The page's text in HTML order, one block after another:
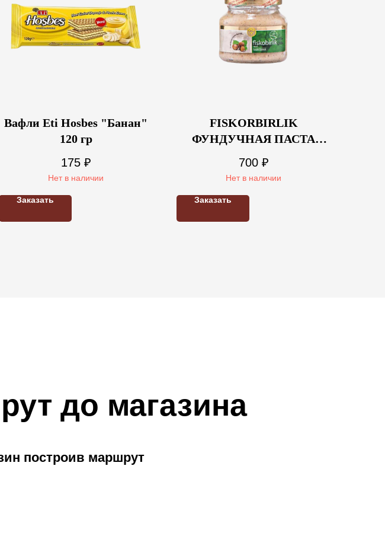
Вафли Eti Hosbes "Банан"
120 гр
175 ₽
Нет в наличии
Заказать
FISKORBIRLIK
ФУНДУЧНАЯ ПАСТА
700 ₽
Нет в наличии
Заказать
до магазина
построив маршрут